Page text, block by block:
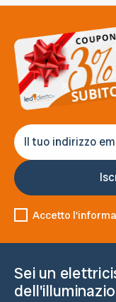
Accetto
Sei un